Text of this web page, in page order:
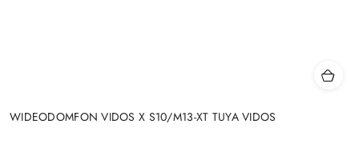
WIDEODOMFON VIDOS X S10/M13-XT TUYA VIDOS